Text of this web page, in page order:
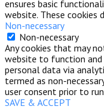
ensures basic
website. These cookies
Non-necessary
Non-necessary
Any cookies that may
website to function
personal data via
termed as non-
user consent prior to
SAVE & ACCEPT